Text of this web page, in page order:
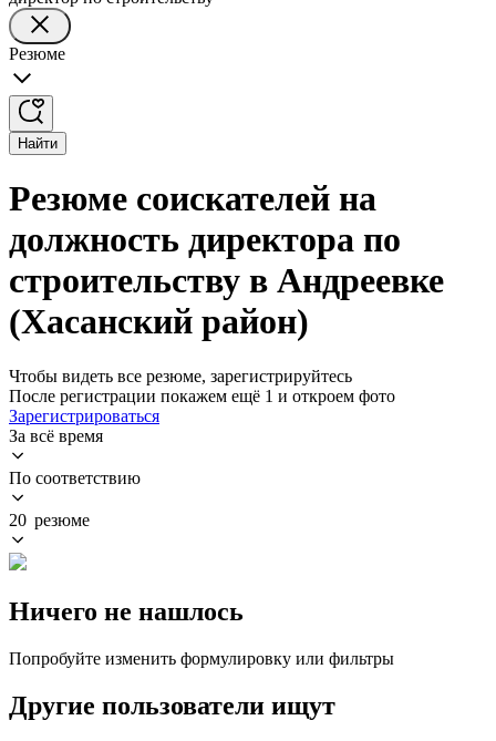
Резюме
Найти
Резюме соискателей на
должность директора по
строительству в Андреевке
(Хасанский район)
Чтобы видеть все резюме, зарегистрируйтесь
После регистрации покажем ещё 1 и откроем фото
Зарегистрироваться
За всё время
По соответствию
20 резюме
Ничего не нашлось
Попробуйте изменить формулировку или фильтры
Другие пользователи ищут